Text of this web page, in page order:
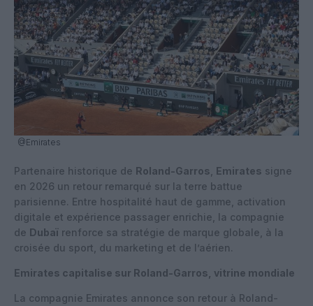
@Emirates
Partenaire historique de Roland-Garros Emirates signe
en 2026 un retour remarqué sur la terre battue
parisienne. Entre hospitalité haut de gamme, activation
digitale et expérience passager enrichie, la compagnie
de Dubaï renforce sa stratégie de marque globale, à la
croisée du sport, du marketing et de l’aérien.
Emirates capitalise sur Roland-Garros, vitrine mondiale
La compagnie Emirates annonce son retour à Roland-